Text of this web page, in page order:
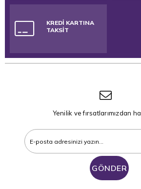
KREDİ KARTINA
TAKSİT
Yenilik ve fırsatlarımızdan
GÖNDER